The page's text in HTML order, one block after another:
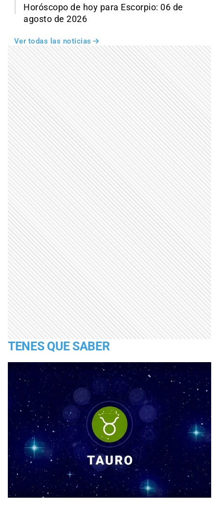
Horóscopo de hoy para Escorpio: 06 de
agosto de 2026
Ver todas las noticias
TENES QUE SABER